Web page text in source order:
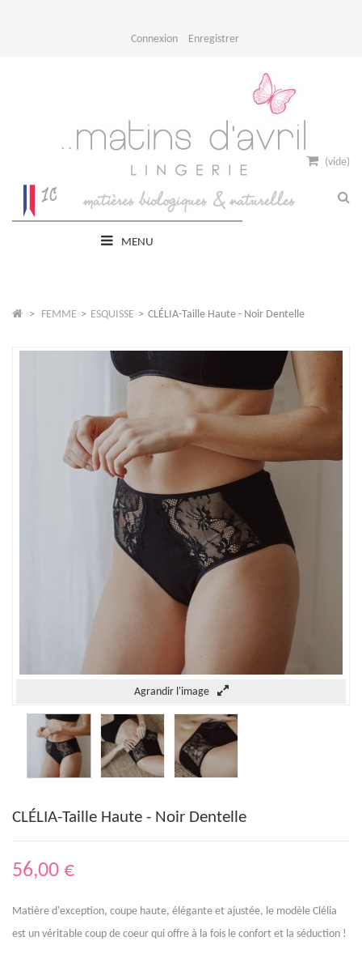
Connexion Enregistrer
MENU
(vide)
> FEMME > ESQUISSE > CLÉLIA-Taille Haute - Noir Dentelle
Agrandir l'image
CLÉLIA-Taille Haute - Noir Dentelle
56,00 €
Matière d'exception, coupe haute, élégante et ajustée, le modèle Clélia
est un véritable coup de coeur qui offre à la fois le confort et la séduction !